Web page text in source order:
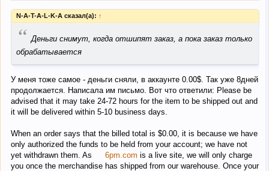
N-A-T-A-L-K-A сказал(а): ↑
“ Деньги снимут, когда отшипят заказ, а пока заказ только
обрабатывается
У меня тоже самое - деньги сняли, в аккаунте 0.00$. Так уже 8дней
продолжается. Написала им письмо. Вот что ответили: Please be
advised that it may take 24-72 hours for the item to be shipped out and
it will be delivered within 5-10 business days.
When an order says that the billed total is $0.00, it is because we have
only authorized the funds to be held from your account; we have not
yet withdrawn them. As
6pm.com is a live site, we will only charge
you once the merchandise has shipped from our warehouse. Once your